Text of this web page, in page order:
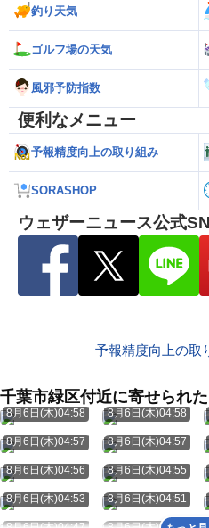
釣り天気
ゴルフ場の天気
風邪予防指数
便利なメニュー
予報精度向上の取り組み
SORASHOP
ウェザーニュース公式
予報精度向上の取
千葉市緑区付近に寄せられ
8月6日(木)04:58 8月6日(木)04:58
8月6日(木)04:57 8月6日(木)04:57
8月6日(木)04:56 8月6日(木)04:55
8月6日(木)04:53 8月6日(木)04:51